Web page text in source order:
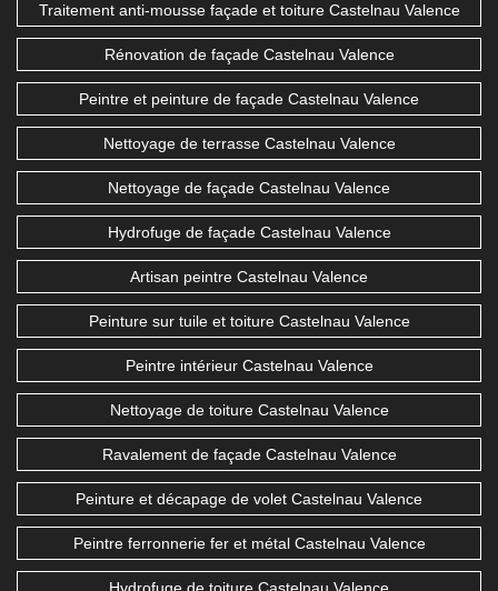
Traitement anti-mousse façade et toiture Castelnau Valence
Rénovation de façade Castelnau Valence
Peintre et peinture de façade Castelnau Valence
Nettoyage de terrasse Castelnau Valence
Nettoyage de façade Castelnau Valence
Hydrofuge de façade Castelnau Valence
Artisan peintre Castelnau Valence
Peinture sur tuile et toiture Castelnau Valence
Peintre intérieur Castelnau Valence
Nettoyage de toiture Castelnau Valence
Ravalement de façade Castelnau Valence
Peinture et décapage de volet Castelnau Valence
Peintre ferronnerie fer et métal Castelnau Valence